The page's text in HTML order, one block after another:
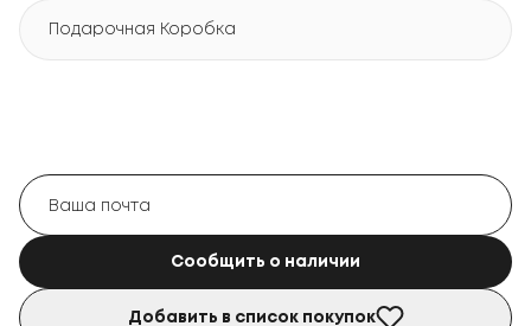
Подарочная Коробка
Сообщить о наличии
Добавить в список покупок